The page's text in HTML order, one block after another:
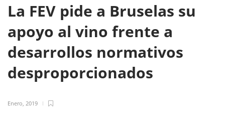
La FEV pide a Bruselas su
apoyo al vino frente a
desarrollos normativos
desproporcionados
Enero, 2019